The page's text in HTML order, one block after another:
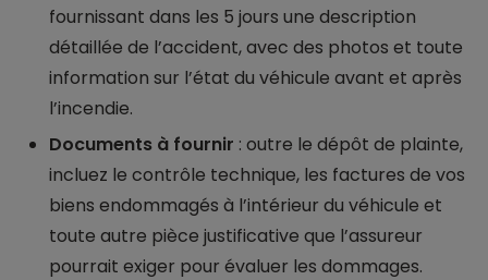
fournissant dans les 5 jours une description
détaillée de l’accident, avec des photos et toute
information sur l’état du véhicule avant et après
l’incendie.
Documents à fournir : outre le dépôt de plainte,
incluez le contrôle technique, les factures de vos
biens endommagés à l’intérieur du véhicule et
toute autre pièce justificative que l’assureur
pourrait exiger pour évaluer les dommages.